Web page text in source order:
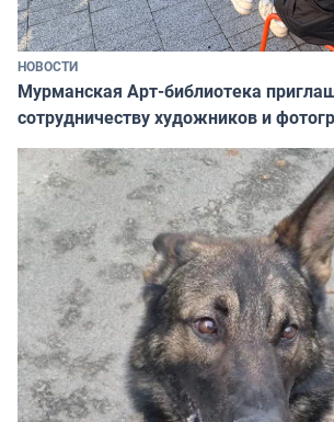
НОВОСТИ
Мурманская Арт-библиотека
сотрудничеству художников и